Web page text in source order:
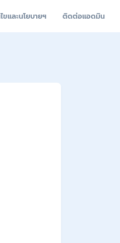
ขและนโยบายฯ ติดต่อแอดมิน